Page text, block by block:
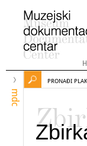
mdc
PRONAĐI